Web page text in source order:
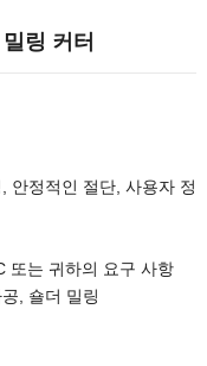
링 커터
안정적인 절단, 사용자 정
또는 귀하의 요구 사항
, 숄더 밀링